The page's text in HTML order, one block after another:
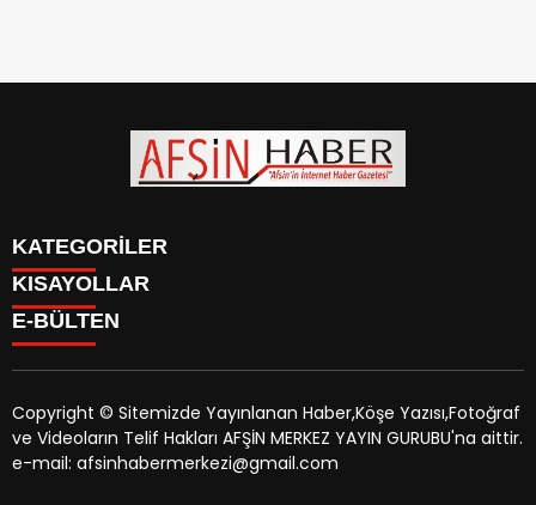
KATEGORİLER
SİYASET
EĞİTİM
MAGAZİN
MANŞETLER
ÖZEL HABER
KISAYOLLAR
SİYASET
EĞİTİM
KÜLTÜR SANAT
MAGAZİN
MANŞETLER
E-BÜLTEN
afsinhaber.com e-bültenine abone olarak, tarafınıza haber,
duyuru ve kampanya içerikli e-postaların gönderilmesini
Copyright © Sitemizde Yayınlanan Haber,Köşe Yazısı,Fotoğraf
ve Videoların Telif Hakları AFŞİN MERKEZ YAYIN GURUBU'na aittir.
e-mail: afsinhabermerkezi@gmail.com